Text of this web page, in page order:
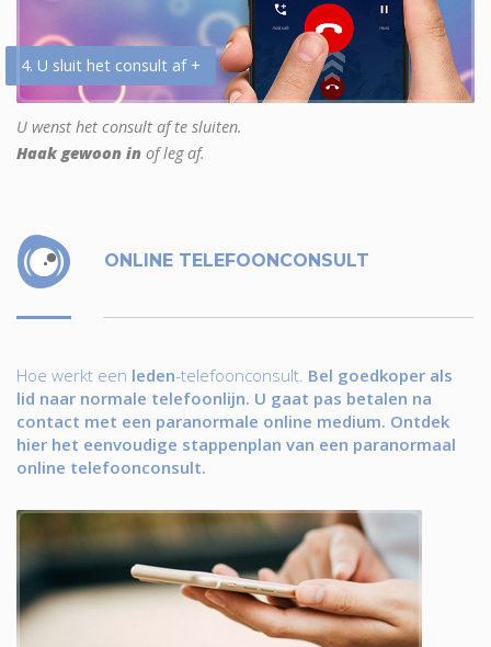
4. U sluit het consult af +
U wenst het consult af te sluiten.
Haak gewoon in of leg af.
ONLINE TELEFOONCONSULT
Hoe werkt een leden-telefoonconsult. Bel goedkoper als
lid naar normale telefoonlijn. U gaat pas betalen na
contact met een paranormale online medium. Ontdek
hier het eenvoudige stappenplan van een paranormaal
online telefoonconsult.